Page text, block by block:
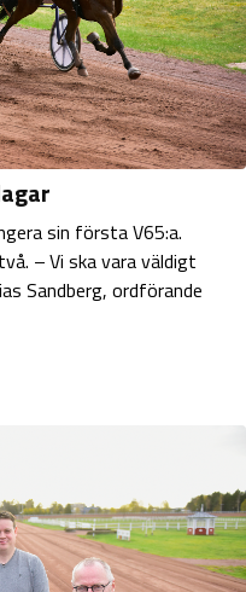
sin första V65:a.
– Vi ska vara väldigt
Sandberg, ordförande